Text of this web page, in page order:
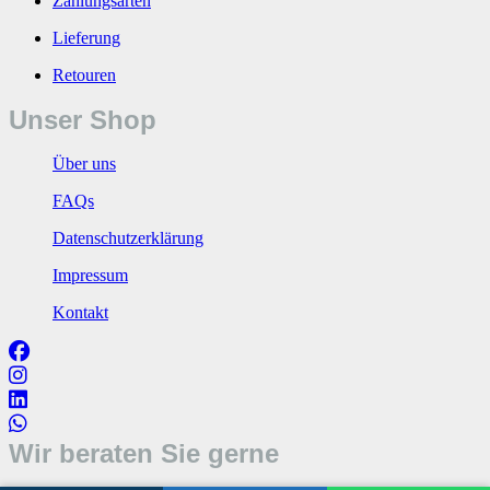
Lieferung
Retouren
Unser Shop
Über uns
FAQs
Datenschutzerklärung
Impressum
Kontakt
Wir beraten Sie gerne